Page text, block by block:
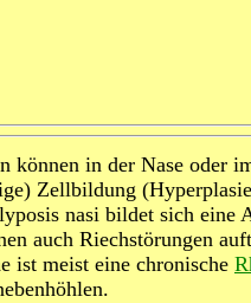
können in der Nase oder
Zellbildung
nasi bildet sich eine
auch Riechstörungen
ist meist eine chronische